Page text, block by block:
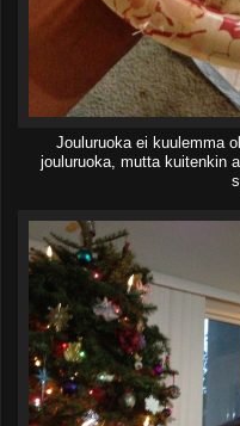
Jouluruoka ei kuulemma
jouluruoka, mutta kuitenkin